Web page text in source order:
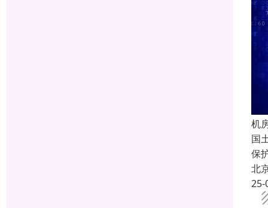
机
国
保
北
25-